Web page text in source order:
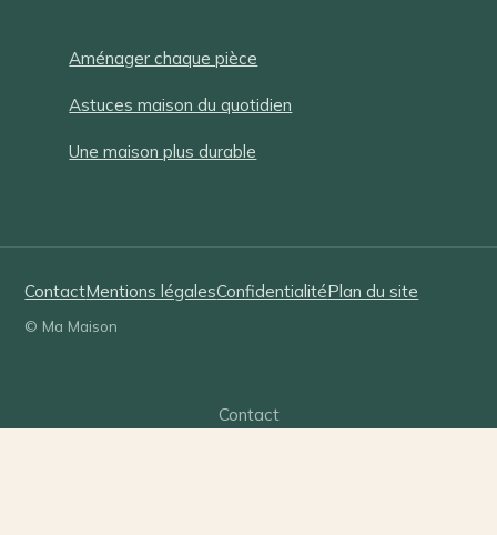
Aménager chaque pièce
Astuces maison du quotidien
Une maison plus durable
ContactMentions légalesConfidentialitéPlan du site
© Ma Maison
Contact